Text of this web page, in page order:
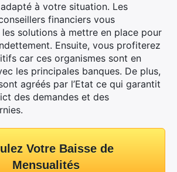
à votre situation. Les
financiers vous
solutions à mettre en place pour
Ensuite, vous profiterez
car ces organismes sont en
les principales banques. De plus,
agréés par l’Etat ce qui garantit
des demandes et des
Votre Baisse de
Mensualités